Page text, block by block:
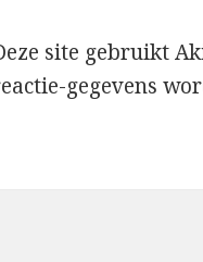
site gebruikt
gegevens